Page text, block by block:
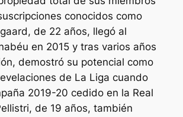
conocidos como
de 22 años, llegó al
en 2015 y tras varios años
demostró su potencial como
de La Liga cuando
2019-20 cedido en la Real
de 19 años, también